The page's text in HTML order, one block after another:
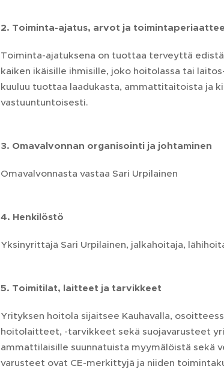
2. Toiminta-ajatus, arvot ja
Toiminta-ajatuksena on tuottaa terveyttä
kaiken ikäisille ihmisille, joko hoitolassa tai
kuuluu tuottaa laadukasta, ammattitaitoista ja
vastuuntuntoisesti.
3. Omavalvonnan organisointi ja johtaminen
Omavalvonnasta vastaa Sari Urpilainen
4. Henkilöstö
Yksinyrittäjä Sari Urpilainen, jalkahoitaja,
5. Toimitilat, laitteet ja tarvikkeet
Yrityksen hoitola sijaitsee Kauhavalla,
hoitolaitteet, -tarvikkeet sekä suojavarusteet
ammattilaisille suunnatuista myymälöistä sekä
varusteet ovat CE-merkittyjä ja niiden